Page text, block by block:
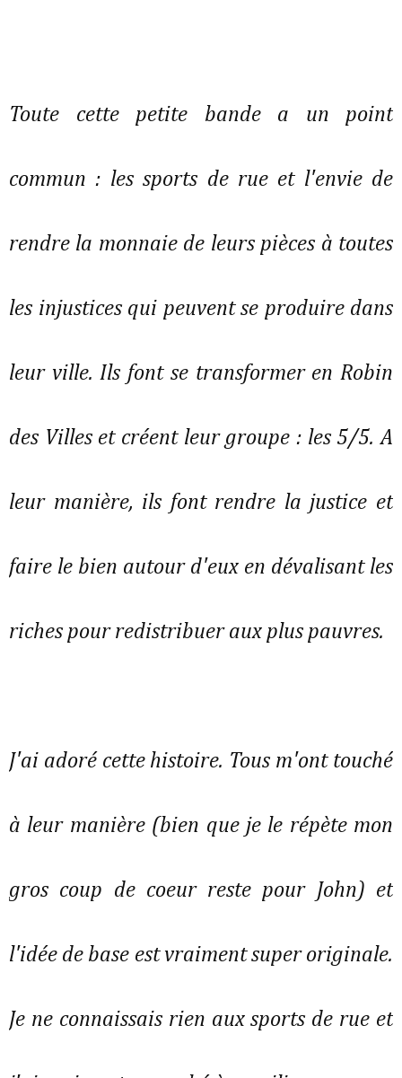
Toute cette petite bande a un point
commun : les sports de rue et l'envie de
rendre la monnaie de leurs pièces à toutes
les injustices qui peuvent se produire dans
leur ville. Ils font se transformer en Robin
des Villes et créent leur groupe : les 5/5. A
leur manière, ils font rendre la justice et
faire le bien autour d'eux en dévalisant les
riches pour redistribuer aux plus pauvres.
J'ai adoré cette histoire. Tous m'ont touché
à leur manière (bien que je le répète mon
gros coup de coeur reste pour John) et
l'idée de base est vraiment super originale.
Je ne connaissais rien aux sports de rue et